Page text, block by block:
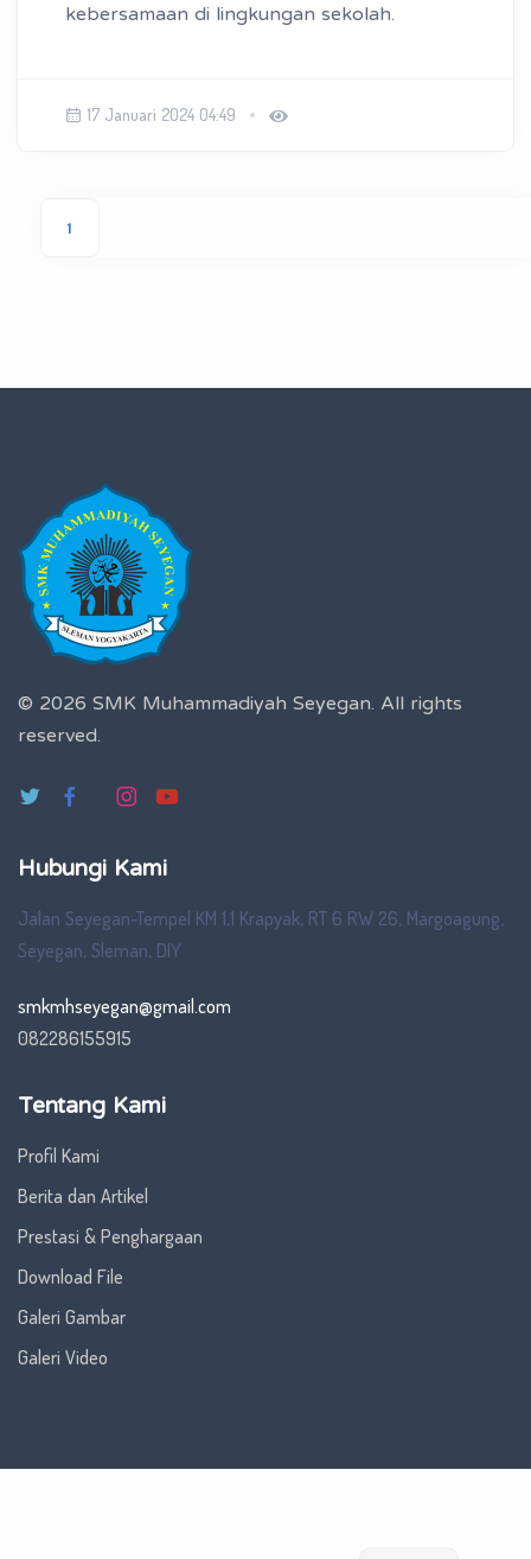
kebersamaan di lingkungan sekolah.
17 Januari 2024 04:49
1
© 2026 SMK Muhammadiyah Seyegan. All rights
reserved.
Hubungi Kami
Jalan Seyegan-Tempel KM 1,1 Krapyak, RT 6 RW 26, Margoagung,
Seyegan, Sleman, DIY
smkmhseyegan@gmail.com
082286155915
Tentang Kami
Profil Kami
Berita dan Artikel
Prestasi & Penghargaan
Download File
Galeri Gambar
Galeri Video